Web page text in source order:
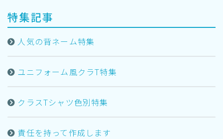
特集記事
人気の背ネーム特集
ユニフォーム風クラT特集
クラスTシャツ色別特集
責任を持って作成します